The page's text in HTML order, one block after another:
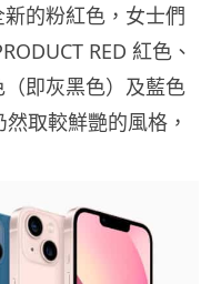
的粉紅色，女士們
RED 紅色、
即灰黑色）及藍色
取較鮮艷的風格，